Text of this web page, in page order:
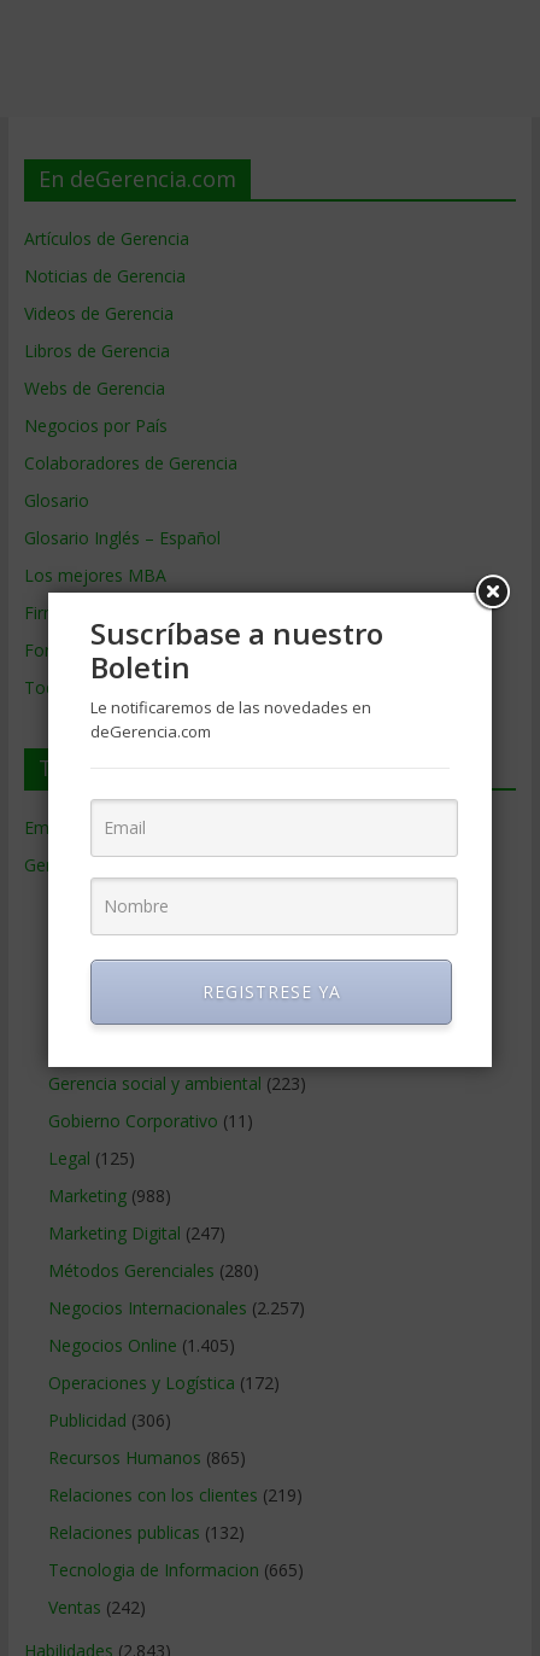
En deGerencia.com
Artículos de Gerencia
Noticias de Gerencia
Videos de Gerencia
Libros de Gerencia
Webs de Gerencia
Negocios por País
Colaboradores de Gerencia
Glosario
Glosario Inglés – Español
Los mejores MBA
Firmas de Gerencia
Formación de Gerencia
Todos los Temas
Temas de Gerencia
Empresas de Gerencia
Gerencia (9.477)
Ciencias Económicas
Contabilidad(466)
Educacion Gerencial
Gerencia social y ambiental (223)
Gobierno Corporativo (11)
Legal (125)
Marketing(988)
Marketing Digital (247)
Métodos Gerenciales (280)
Negocios Internacionales (2.257)
Negocios Online (1.405)
Operaciones y Logística (172)
Publicidad (306)
Recursos Humanos (865)
Relaciones con los clientes (219)
Relaciones publicas (132)
Tecnologia de Informacion (665)
Ventas (242)
Habilidades (2.843)
Suscríbase a nuestro
Boletin
Le notificaremos de las novedades en
deGerencia.com
REGISTRESE YA